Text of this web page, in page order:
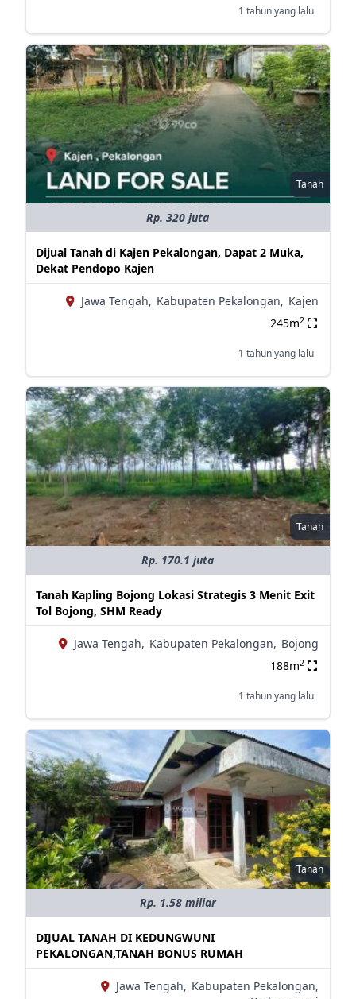
1 tahun yang lalu
Tanah
Rp. 320 juta
Dijual Tanah di Kajen Pekalongan, Dapat 2 Muka,
Dekat Pendopo Kajen
Jawa Tengah, Kabupaten Pekalongan, Kajen
245m2
1 tahun yang lalu
Tanah
Rp. 170.1 juta
Tanah Kapling Bojong Lokasi Strategis 3 Menit Exit
Tol Bojong, SHM Ready
Jawa Tengah, Kabupaten Pekalongan, Bojong
188m2
1 tahun yang lalu
Tanah
Rp. 1.58 miliar
DIJUAL TANAH DI KEDUNGWUNI
PEKALONGAN,TANAH BONUS RUMAH
Jawa Tengah, Kabupaten Pekalongan,